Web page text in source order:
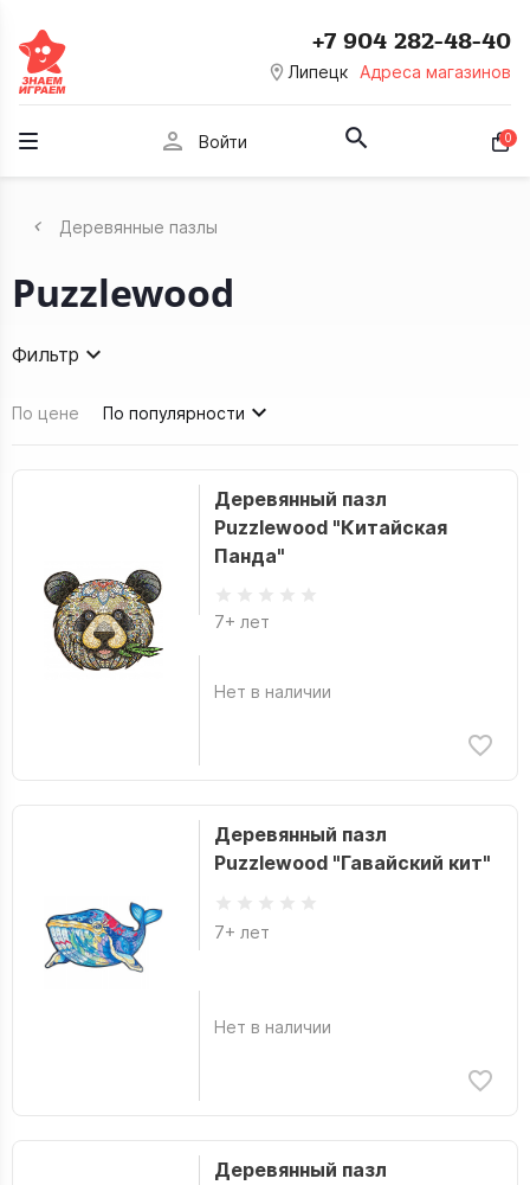
room Липецк Адреса магазинов
+7 904 282-48-40
person Войти 0
Деревянные пазлы
Puzzlewood
Фильтр
По цене По популярности
Деревянный пазл
Puzzlewood "Китайская
Панда"
7+ лет
Нет в наличии
Деревянный пазл
Puzzlewood "Гавайский кит"
7+ лет
Нет в наличии
Деревянный пазл